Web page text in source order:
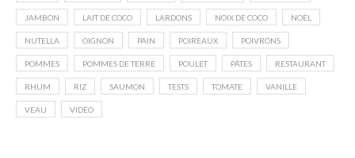
JAMBON LAIT DE COCO LARDONS NOIX DE COCO NOËL
NUTELLA OIGNON PAIN POIREAUX POIVRONS
POMMES POMMES DE TERRE POULET PÂTES RESTAURANT
RHUM RIZ SAUMON TESTS TOMATE VANILLE
VEAU VIDÉO